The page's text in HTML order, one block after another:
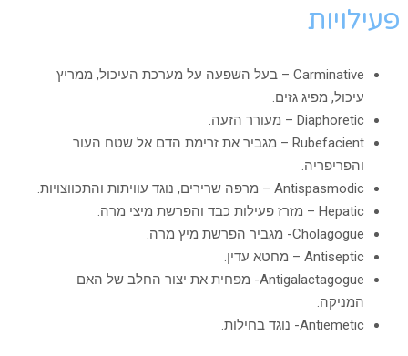
פעילויות
Carminative – בעל השפעה על מערכת העיכול, ממריץ
עיכול, מפיג גזים.
Diaphoretic – מעורר הזעה.
Rubefacient – מגביר את זרימת הדם אל שטח העור
והפריפריה.
Antispasmodic – מרפה שרירים, נוגד עוויתות והתכווצויות.
Hepatic – מזרז פעילות כבד והפרשת מיצי מרה.
Cholagogue- מגביר הפרשת מיץ מרה.
Antiseptic – מחטא עדין.
Antigalactagogue- מפחית את יצור החלב של האם
המניקה.
Antiemetic- נוגד בחילות.